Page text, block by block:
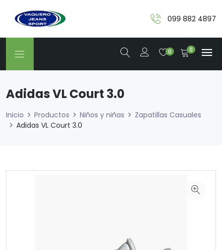
099 882 4897
0 0
Adidas VL Court 3.0
Inicio Productos Niños y niñas
Zapatillas Casuales
Adidas VL Court 3.0